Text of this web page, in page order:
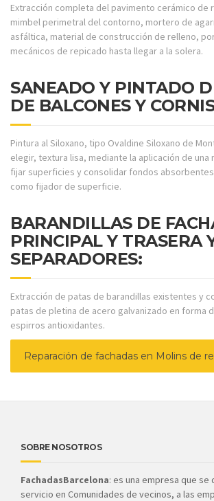
Extracción completa del pavimento cerámico de
mimbel perimetral del contorno, mortero de
asfáltica, material de construcción de relleno,
mecánicos de repicado hasta llegar a la solera.
SANEADO Y PINTADO
DE BALCONES Y
Pintura al Siloxano, tipo Ovaldine Siloxano de
elegir, textura lisa, mediante la aplicación de una
fijar superficies y consolidar fondos
como fijador de superficie.
BARANDILLAS DE
PRINCIPAL Y TRASERA
SEPARADORES:
Extracción de patas de barandillas existentes y
patas de pletina de acero galvanizado en forma
espirros antioxidantes.
Reparación de fachadas en Molins de
SOBRE NOSOTROS
FachadasBarcelona: es una empresa que se
servicio en Comunidades de vecinos, a las